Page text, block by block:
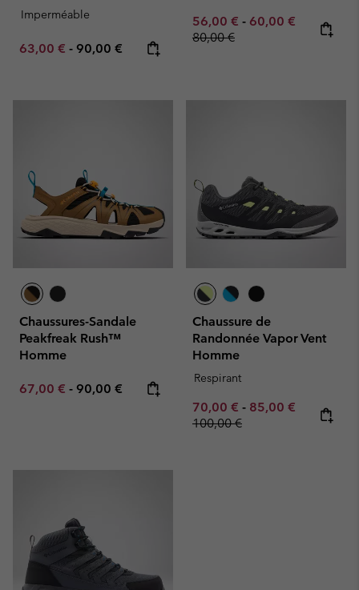
Imperméable
Minimum sale price:
63,00 € - Maximum price:
90,00 €
Minimum sale price:
56,00 € - Maximum sale
60,00 € Regular
80,00 €
Chaussures-Sandale
Peakfreak Rush™
Homme
Minimum sale price:
67,00 € - Maximum price:
90,00 €
Chaussure de
Randonnée Vapor Vent
Homme
Respirant
Minimum sale price:
70,00 € - Maximum sale
85,00 € Regular
100,00 €